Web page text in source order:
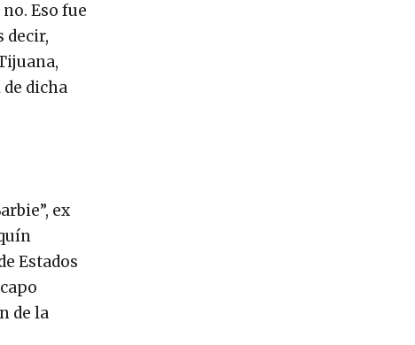
Eso fue
decir,
dicha
ex
Estados
de la